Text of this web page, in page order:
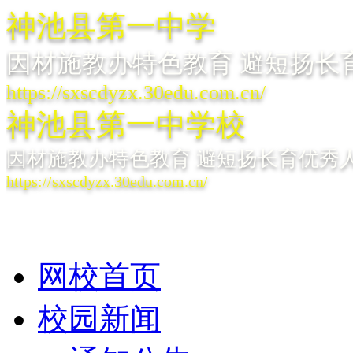
神池县第一中学
因材施教办特色教育 避短扬长
https://sxscdyzx.30edu.com.cn/
神池县第一中学校
因材施教办特色教育 避短扬长育优秀
https://sxscdyzx.30edu.com.cn/
网校首页
校园新闻